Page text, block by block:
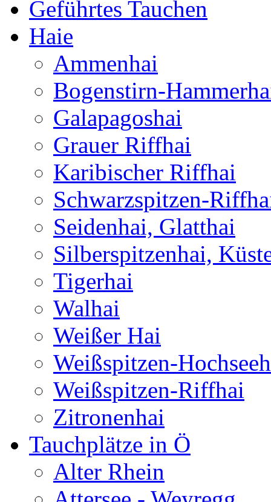
Geführtes Tauchen
Haie
Ammenhai
Bogenstirn-
Galapagoshai
Grauer Riffhai
Karibischer Riffhai
Schwarzspitzen-
Seidenhai, Glatthai
Silberspitzenhai,
Tigerhai
Walhai
Weißer Hai
Weißspitzen-
Weißspitzen-Riffhai
Zitronenhai
Tauchplätze in Ö
Alter Rhein